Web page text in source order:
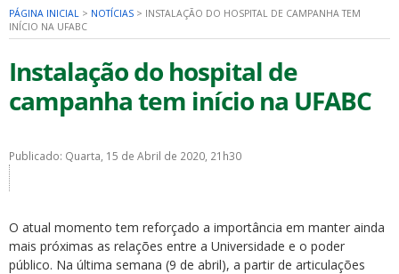
PÁGINA INICIAL > NOTÍCIAS > INSTALAÇÃO DO HOSPITAL DE CAMPANHA TEM
INÍCIO NA UFABC
Instalação do hospital de
campanha tem início na UFABC
Publicado: Quarta, 15 de Abril de 2020, 21h30
O atual momento tem reforçado a importância em manter ainda
mais próximas as relações entre a Universidade e o poder
público. Na última semana (9 de abril), a partir de articulações